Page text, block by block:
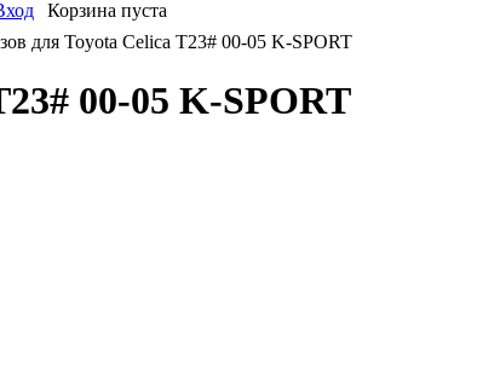
Корзина пуста
для Toyota Celica T23# 00-05 K-SPORT
00-05 K-SPORT